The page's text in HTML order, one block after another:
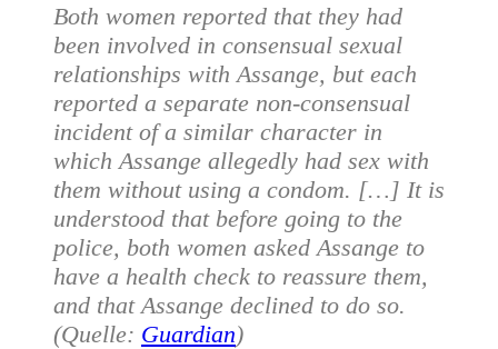
Both women reported that they had
been involved in consensual sexual
relationships with Assange, but each
reported a separate non-consensual
incident of a similar character in
which Assange allegedly had sex with
them without using a condom. […] It is
understood that before going to the
police, both women asked Assange to
have a health check to reassure them,
and that Assange declined to do so.
(Quelle: Guardian)